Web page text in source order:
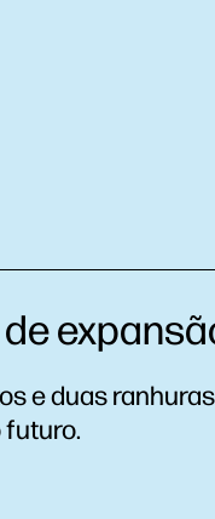
e duas
futuro.